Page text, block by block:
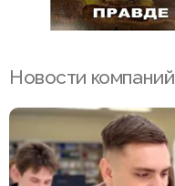
Новости компаний